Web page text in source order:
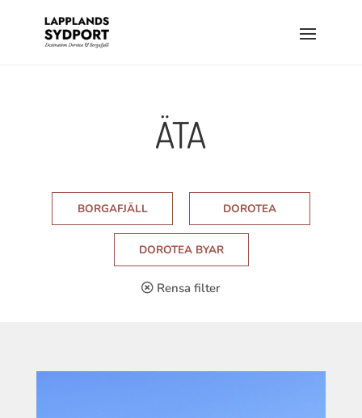
ÄTA
BORGAFJÄLL DOROTEA
DOROTEA BYAR
Rensa filter